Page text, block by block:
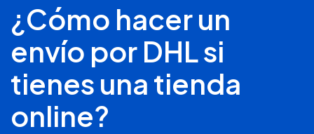
¿Cómo hacer un
envío por DHL si
tienes una tienda
online?